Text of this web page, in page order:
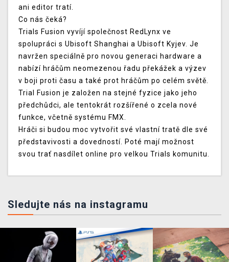
ani editor tratí.
Co nás čeká?
Trials Fusion vyvíjí společnost RedLynx ve
spolupráci s Ubisoft Shanghai a Ubisoft Kyjev. Je
navržen speciálně pro novou generaci hardware a
nabízí hráčům neomezenou řadu překážek a výzev
v boji proti času a také prot hráčům po celém světě.
Trial Fusion je založen na stejné fyzice jako jeho
předchůdci, ale tentokrát rozšířené o zcela nové
funkce, včetně systému FMX.
Hráči si budou moc vytvořit své vlastní tratě dle své
představivosti a dovedností. Poté mají možnost
svou trať nasdílet online pro velkou Trials komunitu.
Sledujte nás na instagramu